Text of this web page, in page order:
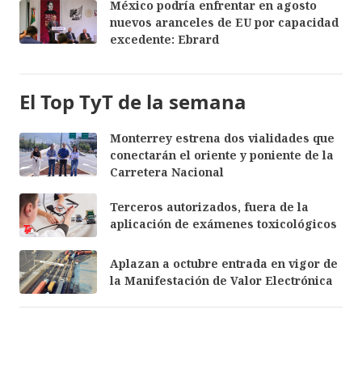
México podría enfrentar en agosto
nuevos aranceles de EU por capacidad
excedente: Ebrard
El Top TyT de la semana
Monterrey estrena dos vialidades que
conectarán el oriente y poniente de la
Carretera Nacional
Terceros autorizados, fuera de la
aplicación de exámenes toxicológicos
Aplazan a octubre entrada en vigor de
la Manifestación de Valor Electrónica